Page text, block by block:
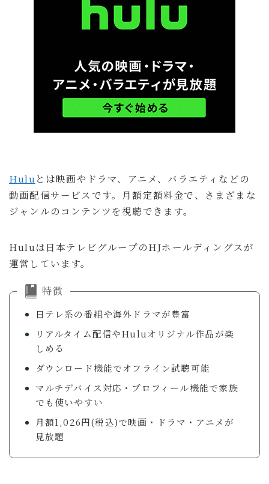
Hulu とは映画やドラマ、アニメ、バラエティなどの
動画配信サービスです。月額定額料金で、さまざまな
ジャンルのコンテンツを視聴できます。
Huluは日本テレビグループのHJホールディングスが
運営しています。
特徴
日テレ系の番組や海外ドラマが豊富
リアルタイム配信やHuluオリジナル作品が楽
しめる
ダウンロード機能でオフライン試聴可能
マルチデバイス対応・プロフィール機能で家族
でも使いやすい
月額1,026円(税込)で映画・ドラマ・アニメが
見放題